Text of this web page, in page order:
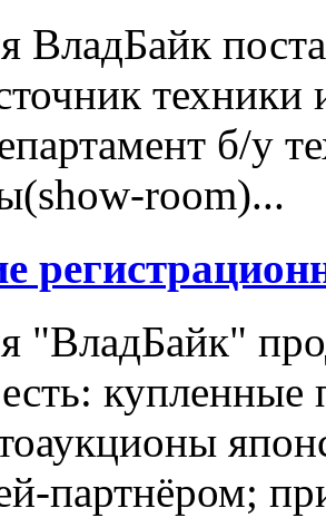
ВладБайк
техники
б/у
room)...
"ВладБайк"
купленные
партнёром;